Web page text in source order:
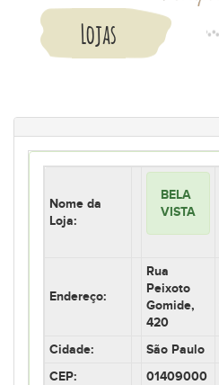
Lojas
Nome da
Loja:
BELA
VISTA
Endereço:
Rua
Peixoto
Gomide,
420
Cidade: São Paulo
CEP:
01409000